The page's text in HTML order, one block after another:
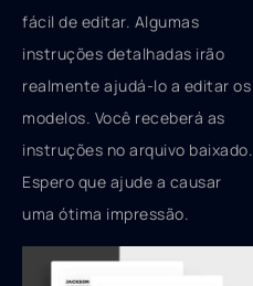
fácil de editar. Algumas
instruções detalhadas irão
realmente ajudá-lo a editar os
modelos. Você receberá as
instruções no arquivo baixado.
Espero que ajude a causar
uma ótima impressão.